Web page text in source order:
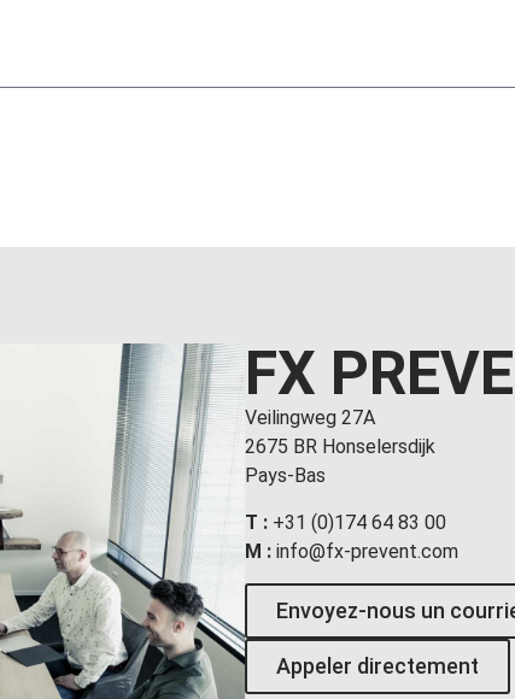
FX
Veilingweg 27A
2675 BR Honselersdijk
Pays-Bas
T : +31 (0)174 64 83 00
M : info@fx-prevent.com
Envoyez-nous un
Appeler directement